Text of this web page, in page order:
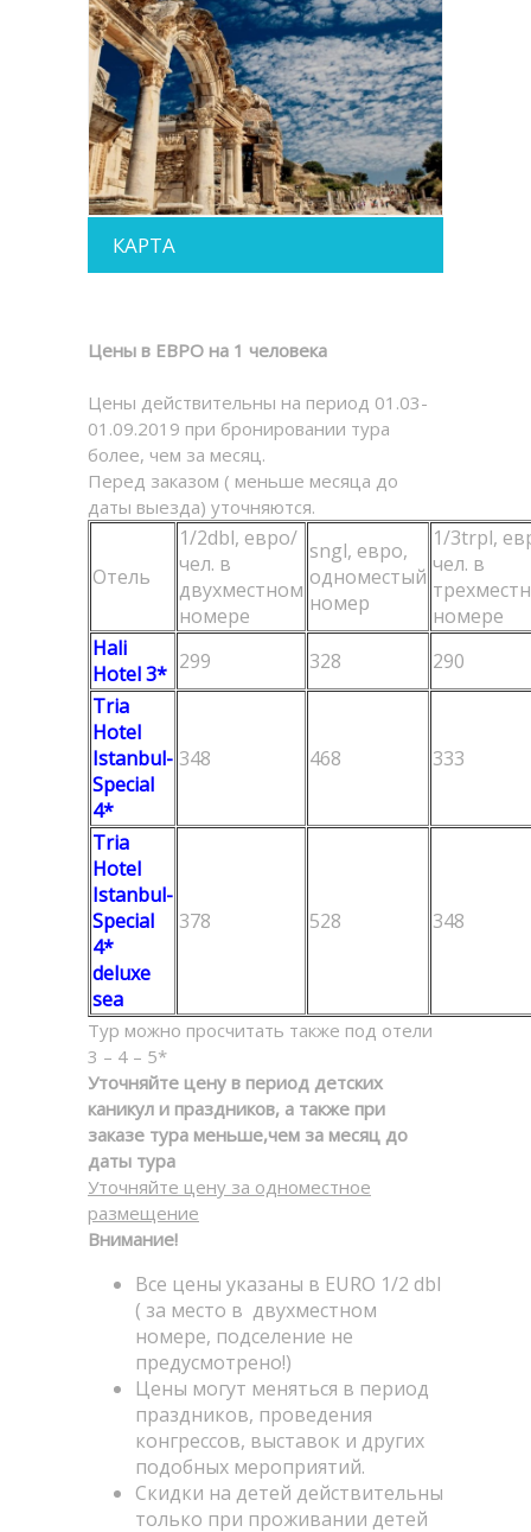
КАРТА
Цены в ЕВРО на 1 человека
Цены действительны на период 01.03-
01.09.2019 при бронировании тура
более, чем за месяц.
Перед заказом ( меньше месяца до
даты выезда) уточняются.
Отель
1/2dbl, евро/
чел. в
двухместном
номере
sngl, евро,
одноместый
номер
1/3trpl,
чел. в
номере
Hali
Hotel 3* 299 328
290
Tria
Hotel
Istanbul-
Special
4*
348 468 333
Tria
Hotel
Istanbul-
Special
4*
deluxe
sea
378 528 348
Тур можно просчитать также под отели
3 – 4 – 5*
Уточняйте цену в период детских
каникул и праздников, а также при
заказе тура меньше,чем за месяц до
даты тура
Уточняйте цену за одноместное
размещение
Внимание!
Все цены указаны в EURO 1/2 dbl
( за место в двухместном
номере, подселение не
предусмотрено!)
Цены могут меняться в период
праздников, проведения
конгрессов, выставок и других
подобных мероприятий.
Скидки на детей действительны
только при проживании детей